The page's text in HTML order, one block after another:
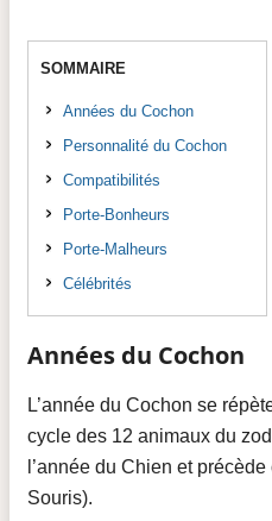
SOMMAIRE
Années du Cochon
Personnalité du Cochon
Compatibilités
Porte-Bonheurs
Porte-Malheurs
Célébrités
Années du Cochon
L’année du Cochon se
cycle des 12 animaux du
l’année du Chien et
Souris).